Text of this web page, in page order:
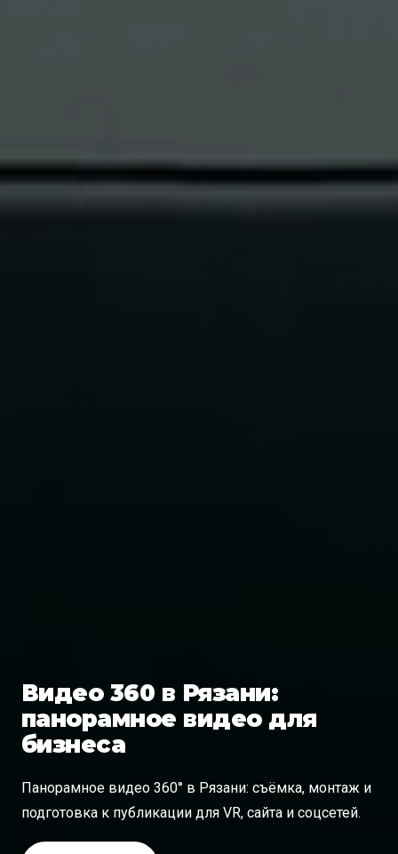
Видео 360 в Рязани:
панорамное видео для
бизнеса
Панорамное видео 360° в Рязани: съёмка, монтаж и
подготовка к публикации для VR, сайта и соцсетей.